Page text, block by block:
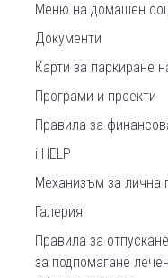
Меню на домашeн
Документи
Карти за паркиране
Програми и проекти
Правила за
i HELP
Механизъм за лична
Галерия
Правила за
за подпомагане